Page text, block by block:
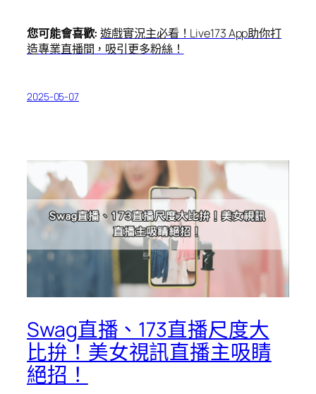
您可能會喜歡:遊戲實況主必看！Live173 App助你打
造專業直播間，吸引更多粉絲！
2025-05-07
Swag直播、173直播尺度大
比拚！美女視訊直播主吸睛
絕招！